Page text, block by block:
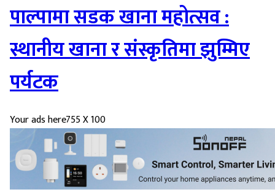
पाल्पामा सडक खाना महोत्सव :
स्थानीय खाना र संस्कृतिमा झुम्मिए
पर्यटक
Your ads here755 X 100